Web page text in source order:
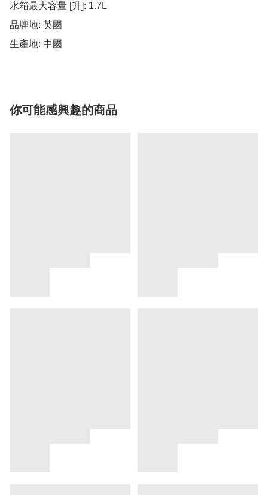
水箱最大容量 [升]: 1.7L
品牌地: 英國
生產地: 中國
你可能感興趣的商品